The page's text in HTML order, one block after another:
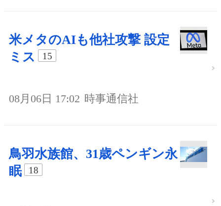
米メタのAIも他社攻撃 設定
ミス
15
08月06日 17:02 時事通信社
鳥羽水族館、31歳ペンギン永
眠
18